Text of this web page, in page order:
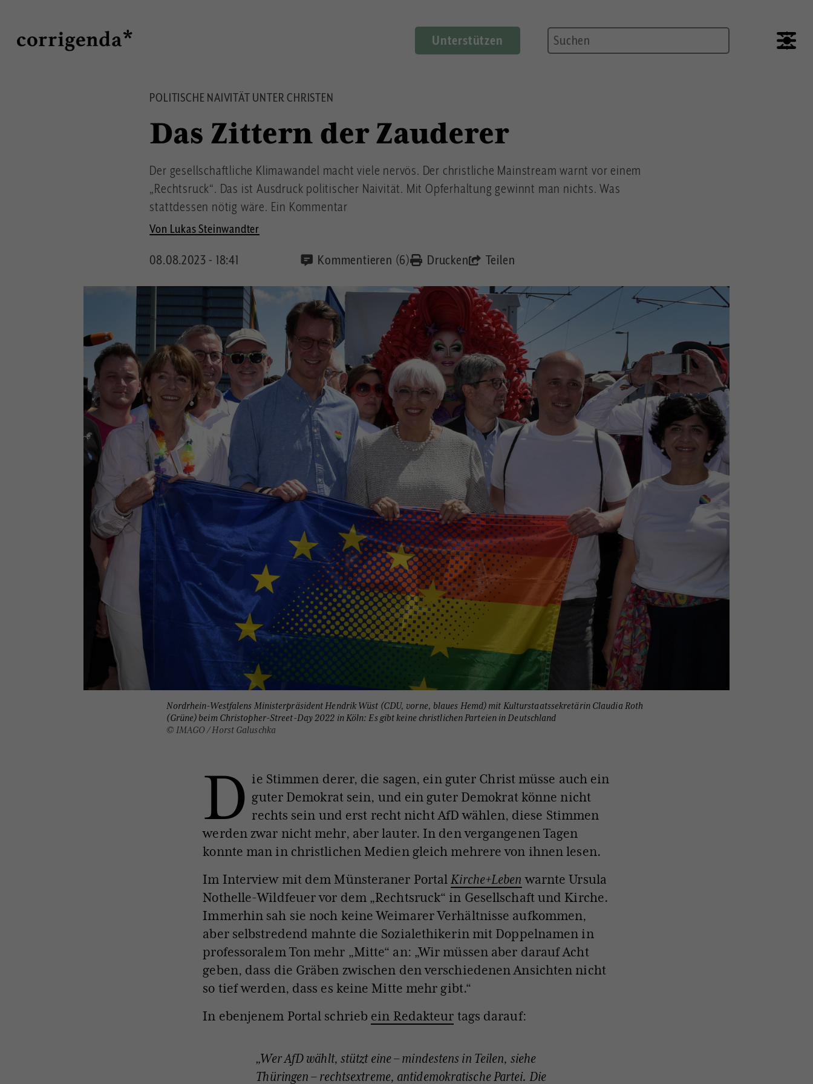
Inhalt
Suche
Unterstützen
POLITISCHE NAIVITÄT UNTER CHRISTEN
Das Zittern der Zauderer
Der gesellschaftliche Klimawandel macht viele nervös. Der christliche Mainstream warnt vor einem
„Rechtsruck“. Das ist Ausdruck politischer Naivität. Mit Opferhaltung gewinnt man nichts. Was
stattdessen nötig wäre. Ein Kommentar
Von Lukas Steinwandter
08.08.2023 - 18:41 Kommentieren (6) Drucken Teilen
Nordrhein-Westfalens Ministerpräsident Hendrik Wüst (CDU, vorne, blaues Hemd) mit Kulturstaatssekretärin Claudia Roth
(Grüne) beim Christopher-Street-Day 2022 in Köln: Es gibt keine christlichen Parteien in Deutschland
© IMAGO / Horst Galuschka
D ie Stimmen derer, die sagen, ein guter Christ müsse auch ein
guter Demokrat sein, und ein guter Demokrat könne nicht
rechts sein und erst recht nicht AfD wählen, diese Stimmen
werden zwar nicht mehr, aber lauter. In den vergangenen Tagen
konnte man in christlichen Medien gleich mehrere von ihnen lesen.
Im Interview mit dem Münsteraner PortalKirche+Leben warnte Ursula
Nothelle-Wildfeuer vor dem „Rechtsruck“ in Gesellschaft und Kirche.
Immerhin sah sie noch keine Weimarer Verhältnisse aufkommen,
aber selbstredend mahnte die Sozialethikerin mit Doppelnamen in
professoralem Ton mehr „Mitte“ an: „Wir müssen aber darauf Acht
geben, dass die Gräben zwischen den verschiedenen Ansichten nicht
so tief werden, dass es keine Mitte mehr gibt.“
In ebenjenem Portal schrieb ein Redakteur tags darauf:
„Wer AfD wählt, stützt eine – mindestens in Teilen, siehe
Thüringen – rechtsextreme, antidemokratische Partei. Die